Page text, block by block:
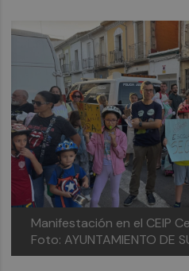
Manifestación en el CEIP
Foto: AYUNTAMIENTO DE